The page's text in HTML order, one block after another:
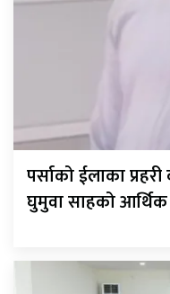
पर्साको ईलाका
घुमुवा साहको